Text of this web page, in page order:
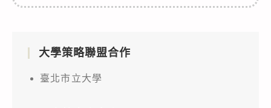
大學策略聯盟合作
臺北市立大學